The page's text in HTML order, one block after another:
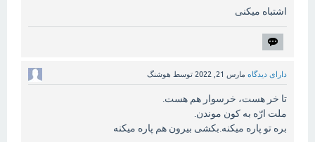
اشتباه میکنی
دارای دیدگاه مارس 21, 2022 توسط هوشنگ
تا خر هست، خرسوار هم هست.
ملت ارّه به کون موندن.
بره تو پاره میکنه.بکشی بیرون هم پاره میکنه